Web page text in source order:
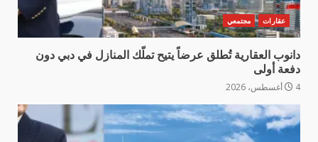
عقارات مجتمعي
دانوب العقارية تُطلق عرضاً يتيح تملّك المنازل في دبي دون
دفعة أولى
4 أغسطس، 2026